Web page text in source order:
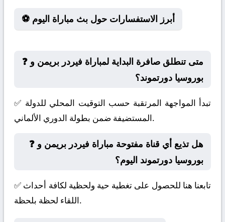
⚽ أبرز الاستفسارات حول بث مباراة اليوم
❓ متى تنطلق صافرة البداية لمباراة فيردر بريمن و
بوروسيا دورتموند؟
✅ تبدأ المواجهة المرتقبة حسب التوقيت المحلي للدولة
المستضيفة ضمن بطولة الدوري الألماني.
❓ هل تذيع أي قناة مفتوحة مباراة فيردر بريمن و
بوروسيا دورتموند اليوم؟
✅ تابعنا هنا للحصول على تغطية حية ولحظية لكافة أحداث
اللقاء لحظة بلحظة.